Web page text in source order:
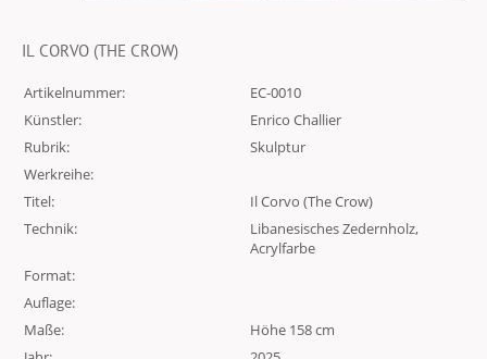
IL CORVO (THE CROW)
Artikelnummer:
EC-0010
Künstler:
Enrico Challier
Rubrik:
Skulptur
Werkreihe:
Titel:
Il Corvo (The Crow)
Technik:
Libanesisches Zedernholz,
Acrylfarbe
Format:
Auflage:
Maße:
Höhe 158 cm